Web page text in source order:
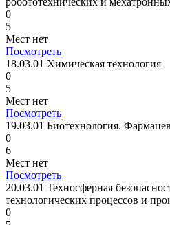
0
5
Мест нет
Посмотреть
18.03.01 Химическая технология
0
5
Мест нет
Посмотреть
19.03.01 Биотехнология.
0
6
Мест нет
Посмотреть
20.03.01 Техносферная
технологических процессов и
0